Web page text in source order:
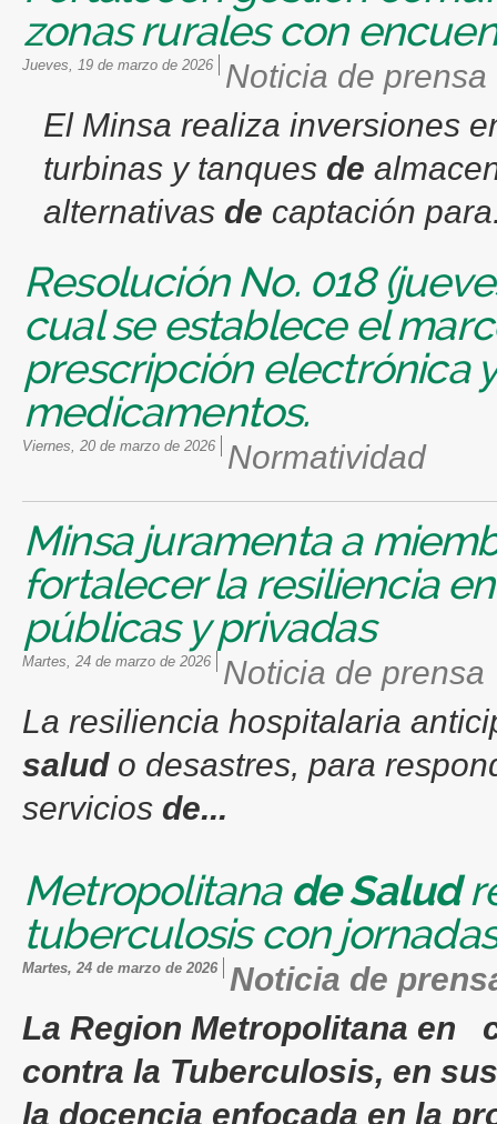
zonas rurales con
jueves, 19 de marzo de 2026
Noticia de prensa
El Minsa realiza inversiones
turbinas y tanquesde
alternativasde captación
Resolución No. 018
cual se establece el
prescripción electrónica
medicamentos.
viernes, 20 de marzo de 2026 Normatividad
Minsa juramenta a
fortalecer la resiliencia
públicas y privadas
martes, 24 de marzo de 2026
Noticia de prensa
La resiliencia hospitalaria
saludo desastres, para
servicios de...
Metropolitana deSalud
tuberculosis con
martes, 24 de marzo de 2026
Noticia de
La Region Metropolitana en
contra la Tuberculosis, en
la docencia enfocada en la